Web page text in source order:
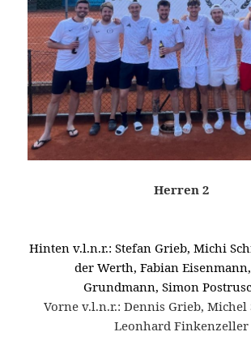
Herren 2
Hinten v.l.n.r.: Stefan Grieb, Michi
der Werth, Fabian
Grundmann, Simon
Vorne v.l.n.r.: Dennis Grieb, Michel
Leonhard Finkenzeller